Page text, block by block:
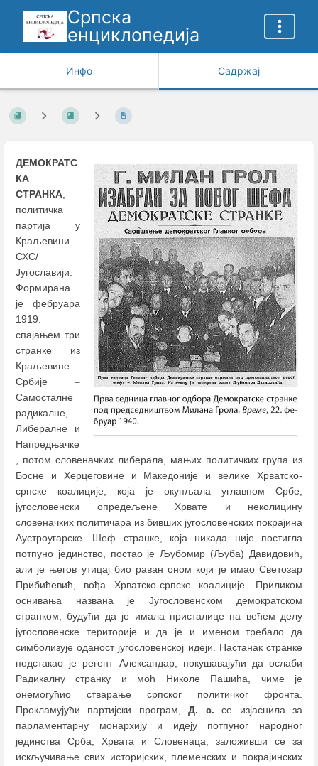
Српска
енциклопедија
Инфо Садржај
ДЕМОКРАТС
КА
СТРАНКА,
политичка
партија у
Краљевини
СХС/
Југославији.
Формирана
је фебруара
1919.
спајањем три
странке из
Краљевине
Србије –
Самосталне
радикалне,
Либералне и
Напредњачке
, потом словеначких либерала, мањих политичких група из
Босне и Херцеговине и Македоније и велике Хрватско-
српске коалиције, која је окупљала углавном Србе,
југословенски опредељене Хрвате и неколицину
словеначких политичара из бивших југословенских покрајина
Аустроугарске. Шеф странке, која никада није постигла
потпуно јединство, постао је Љубомир (Љуба) Давидовић,
али је његов утицај био раван оном који је имао Светозар
Прибићевић, вођа Хрватско-српске коалиције. Приликом
оснивања названа је Југословенском демократском
странком, будући да је имала присталице на већем делу
југословенске територије и да је и именом требало да
симболизује оданост југословенској идеји. Настанак странке
подстакао је регент Александар, покушавајући да ослаби
Радикалну странку и моћ Николе Пашића, чиме је
онемогућио стварање српског политичког фронта.
Прокламујући партијски програм,Д. с. се изјаснила за
парламентарну монархију и идеју потпуног народног
јединства Срба, Хрвата и Словенаца, заложивши се за
искључивање свих историјских, племенских и покрајинских